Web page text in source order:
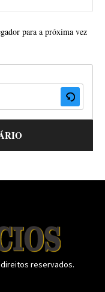
para a próxima vez
reservados.